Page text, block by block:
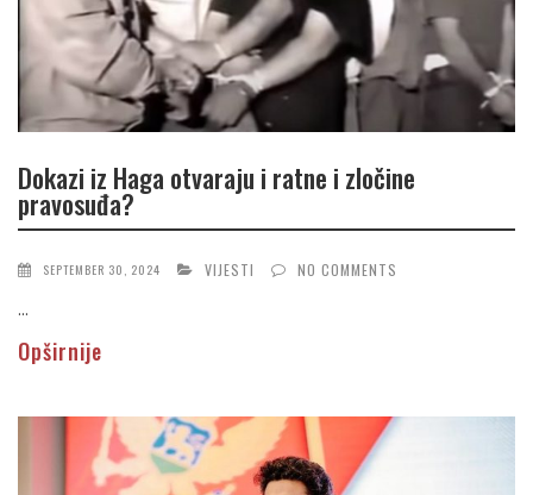
Dokazi iz Haga otvaraju i ratne i zločine
pravosuđa?
SEPTEMBER 30, 2024 VIJESTI NO COMMENTS
...
Opširnije